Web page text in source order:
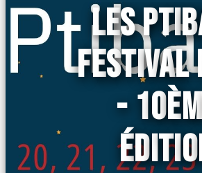
LES
FESTIVAL
-